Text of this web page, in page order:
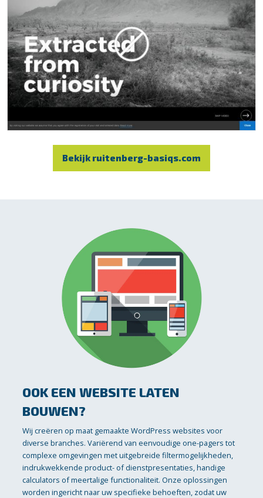
Bekijk ruitenberg-basiqs.com
OOK EEN WEBSITE LATEN
BOUWEN?
Wij creëren op maat gemaakte WordPress websites voor
diverse branches. Variërend van eenvoudige one-pagers tot
complexe omgevingen met uitgebreide filtermogelijkheden,
indrukwekkende product- of dienstpresentaties, handige
calculators of meertalige functionaliteit. Onze oplossingen
worden ingericht naar uw specifieke behoeften, zodat uw